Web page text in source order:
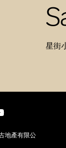
星街
地產有限公